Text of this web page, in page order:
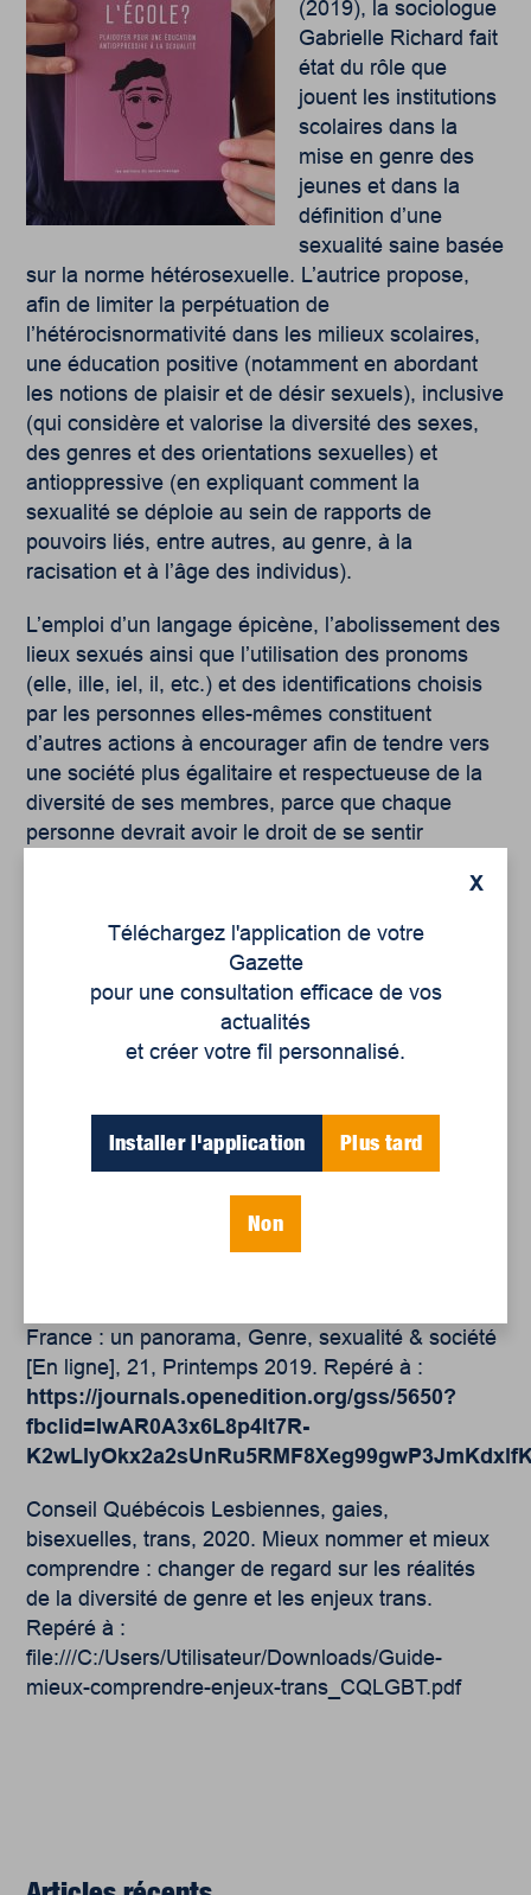
(2019), la sociologue
Gabrielle Richard fait
état du rôle que
jouent les institutions
scolaires dans la
mise en genre des
jeunes et dans la
définition d’une
sexualité saine basée
sur la norme hétérosexuelle. L’autrice propose,
afin de limiter la perpétuation de
l’hétérocisnormativité dans les milieux scolaires,
une éducation positive (notamment en abordant
les notions de plaisir et de désir sexuels), inclusive
(qui considère et valorise la diversité des sexes,
des genres et des orientations sexuelles) et
antioppressive (en expliquant comment la
sexualité se déploie au sein de rapports de
pouvoirs liés, entre autres, au genre, à la
racisation et à l’âge des individus).
L’emploi d’un langage épicène, l’abolissement des
lieux sexués ainsi que l’utilisation des pronoms
(elle, ille, iel, il, etc.) et des identifications choisis
par les personnes elles-mêmes constituent
d’autres actions à encourager afin de tendre vers
une société plus égalitaire et respectueuse de la
diversité de ses membres, parce que chaque
personne devrait avoir le droit de se sentir
RICHARD, Gabrielle, 2019. Hétéro, l’école ? :
Plaidoyer pour une éducation antioppressive à la
sexualité, les éditions du remue-ménage, 168p.
ALESSANDRIN, Arnaud & RICHARD, Gabrielle,
France : un panorama, Genre, sexualité & société
[En ligne], 21, Printemps 2019. Repéré à :
https://journals.openedition.org/gss/5650?
fbclid=IwAR0A3x6L8p4lt7R-
Conseil Québécois Lesbiennes, gaies,
bisexuelles, trans, 2020. Mieux nommer et mieux
comprendre : changer de regard sur les réalités
de la diversité de genre et les enjeux trans.
Repéré à :
file:///C:/Users/Utilisateur/Downloads/Guide-
mieux-comprendre-enjeux-trans_CQLGBT.pdf
X
Téléchargez l'application de votre
Gazette
pour une consultation efficace de vos
actualités
et créer votre fil personnalisé.
Installer l'application Plus tard
Non